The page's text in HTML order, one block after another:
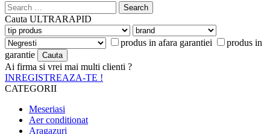
Search
for:
Cauta ULTRARAPID
produs in afara garantiei
produs in
garantie
Ai firma si vrei mai multi clienti ?
INREGISTREAZA-TE !
CATEGORII
Meseriasi
Aer conditionat
Aragazuri